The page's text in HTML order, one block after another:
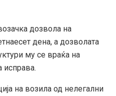
дозвола на
дена, а дозволата
му се враќа на
исправа.
на возила од нелегални